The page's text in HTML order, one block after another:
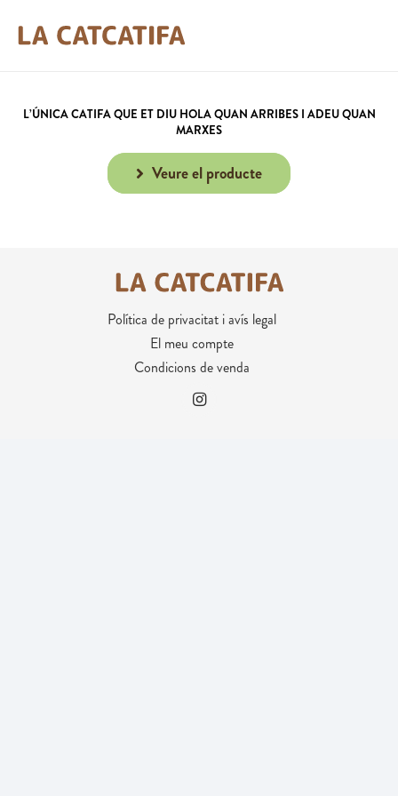
L’ÚNICA CATIFAQUE ET DIU HOLA QUAN ARRIBES I ADEU QUAN
MARXES
Veure el producte
Política de privacitat i avís legal
El meu compte
Condicions de venda